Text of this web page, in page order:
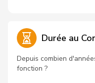
Durée au
Depuis combien
fonction ?